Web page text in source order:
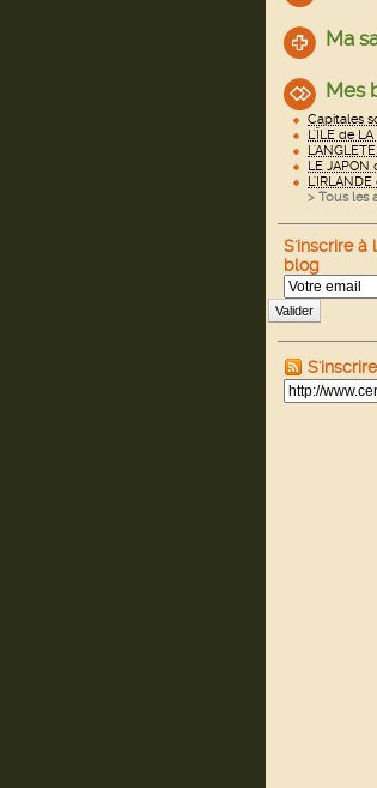
Ma
Mes
Capitales
L'ÎLE de
LE JAPON
> Tous les
S'inscrire à
blog
Valider